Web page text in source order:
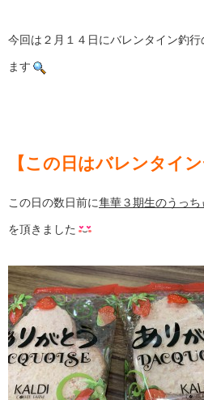
今回は２月１４日にバレンタイン釣
ます
【この日はバレンタイ
この日の数日前に隼華３期生のうっち
を頂きました